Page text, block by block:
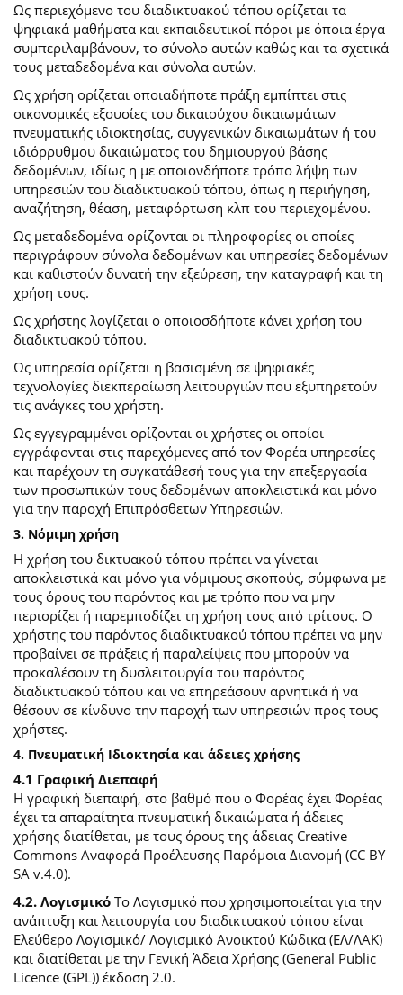
Ως περιεχόμενο του διαδικτυακού τόπου ορίζεται τα
ψηφιακά μαθήματα και εκπαιδευτικοί πόροι με όποια έργα
συμπεριλαμβάνουν, το σύνολο αυτών καθώς και τα σχετικά
τους μεταδεδομένα και σύνολα αυτών.
Ως χρήση ορίζεται οποιαδήποτε πράξη εμπίπτει στις
οικονομικές εξουσίες του δικαιούχου δικαιωμάτων
πνευματικής ιδιοκτησίας, συγγενικών δικαιωμάτων ή του
ιδιόρρυθμου δικαιώματος του δημιουργού βάσης
δεδομένων, ιδίως η με οποιονδήποτε τρόπο λήψη των
υπηρεσιών του διαδικτυακού τόπου, όπως η περιήγηση,
αναζήτηση, θέαση, μεταφόρτωση κλπ του περιεχομένου.
Ως μεταδεδομένα ορίζονται οι πληροφορίες οι οποίες
περιγράφουν σύνολα δεδομένων και υπηρεσίες δεδομένων
και καθιστούν δυνατή την εξεύρεση, την καταγραφή και τη
χρήση τους.
Ως χρήστης λογίζεται ο οποιοσδήποτε κάνει χρήση του
διαδικτυακού τόπου.
Ως υπηρεσία ορίζεται η βασισμένη σε ψηφιακές
τεχνολογίες διεκπεραίωση λειτουργιών που εξυπηρετούν
τις ανάγκες του χρήστη.
Ως εγγεγραμμένοι ορίζονται οι χρήστες οι οποίοι
εγγράφονται στις παρεχόμενες από τον Φορέα υπηρεσίες
και παρέχουν τη συγκατάθεσή τους για την επεξεργασία
των προσωπικών τους δεδομένων αποκλειστικά και μόνο
για την παροχή Επιπρόσθετων Υπηρεσιών.
3. Νόμιμη χρήση
Η χρήση του δικτυακού τόπου πρέπει να γίνεται
αποκλειστικά και μόνο για νόμιμους σκοπούς, σύμφωνα με
τους όρους του παρόντος και με τρόπο που να μην
περιορίζει ή παρεμποδίζει τη χρήση τους από τρίτους. Ο
χρήστης του παρόντος διαδικτυακού τόπου πρέπει να μην
προβαίνει σε πράξεις ή παραλείψεις που μπορούν να
προκαλέσουν τη δυσλειτουργία του παρόντος
διαδικτυακού τόπου και να επηρεάσουν αρνητικά ή να
θέσουν σε κίνδυνο την παροχή των υπηρεσιών προς τους
χρήστες.
4. Πνευματική Ιδιοκτησία και άδειες χρήσης
4.1 Γραφική Διεπαφή
Η γραφική διεπαφή, στο βαθμό που ο Φορέας έχει Φορέας
έχει τα απαραίτητα πνευματική δικαιώματα ή άδειες
χρήσης διατίθεται, με τους όρους της άδειας Creative
Commons Αναφορά Προέλευσης Παρόμοια Διανομή (CC BY
SA v.4.0).
4.2. ΛογισμικόΤο Λογισμικό που χρησιμοποιείται για την
ανάπτυξη και λειτουργία του διαδικτυακού τόπου είναι
Ελεύθερο Λογισμικό/ Λογισμικό Ανοικτού Κώδικα (ΕΛ/ΛΑΚ)
και διατίθεται με την Γενική Άδεια Χρήσης (General Public
Licence (GPL)) έκδοση 2.0.